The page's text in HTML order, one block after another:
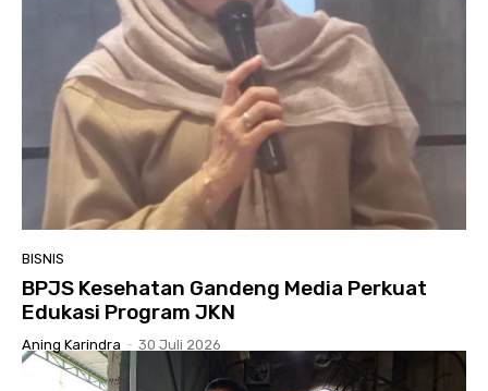
BISNIS
BPJS Kesehatan Gandeng Media Perkuat
Edukasi Program JKN
Aning Karindra - 30 Juli 2026